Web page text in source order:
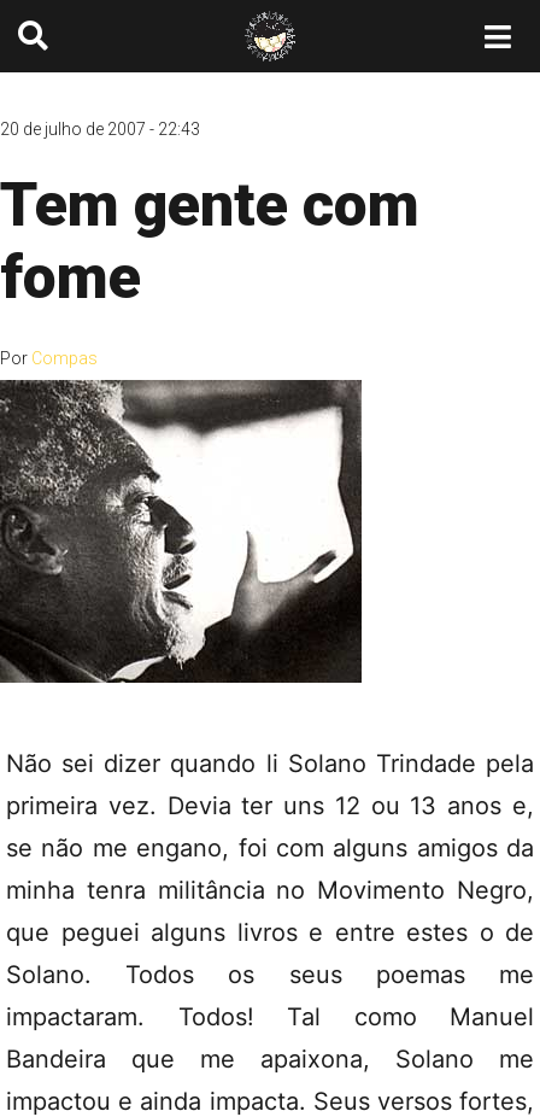
20 de julho de 2007 - 22:43
Tem gente com
fome
Por Compas
Não sei dizer quando li Solano Trindade pela
primeira vez. Devia ter uns 12 ou 13 anos e,
se não me engano, foi com alguns amigos da
minha tenra militância no Movimento Negro,
que peguei alguns livros e entre estes o de
Solano. Todos os seus poemas me
impactaram. Todos! Tal como Manuel
Bandeira que me apaixona, Solano me
impactou e ainda impacta. Seus versos fortes,